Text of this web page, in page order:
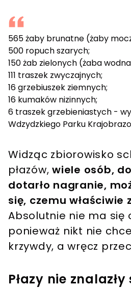
565 żaby brunatne (żaby
500 ropuch szarych;
150 żab zielonych (żaba
111 traszek zwyczajnych;
16 grzebiuszek ziemnych;
16 kumaków nizinnych;
6 traszek grzebieniastych -
Wdzydzkiego Parku
Widząc zbiorowisko
płazów, wiele osób,
dotarło nagranie,
się, czemu właściwie
Absolutnie nie ma się
ponieważ nikt nie
krzywdy, a wręcz
Płazy nie